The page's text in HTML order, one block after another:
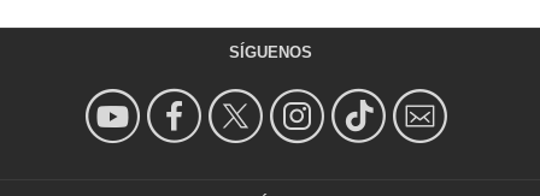
SÍGUENOS